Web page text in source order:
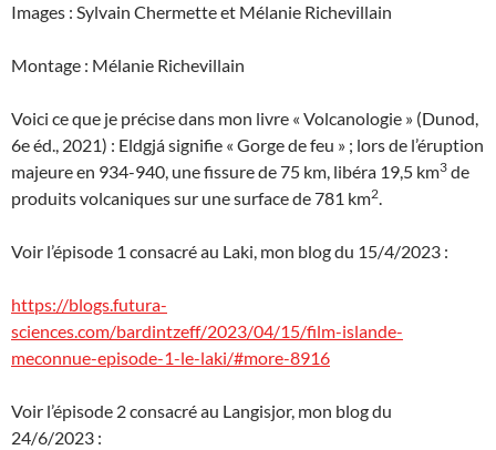
Images : Sylvain Chermette et Mélanie Richevillain
Montage : Mélanie Richevillain
Voici ce que je précise dans mon livre « Volcanologie » (Dunod,
6e éd., 2021) : Eldgjá signifie « Gorge de feu » ; lors de l’éruption
majeure en 934-940, une fissure de 75 km, libéra 19,5 km3 de
produits volcaniques sur une surface de 781 km2.
Voir l’épisode 1 consacré au Laki, mon blog du 15/4/2023 :
https://blogs.futura-
sciences.com/bardintzeff/2023/04/15/film-islande-
meconnue-episode-1-le-laki/#more-8916
Voir l’épisode 2 consacré au Langisjor, mon blog du
24/6/2023 :